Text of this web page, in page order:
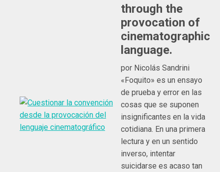
through the
provocation of
cinematographic
language.
por Nicolás Sandrini
«Foquito» es un ensayo
de prueba y error en las
cosas que se suponen
insignificantes en la vida
cotidiana. En una primera
lectura y en un sentido
inverso, intentar
suicidarse es acaso tan